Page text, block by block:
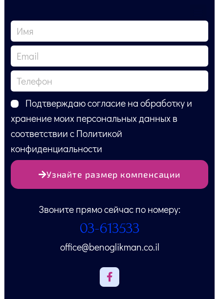
Подтверждаю согласие на обработку и
хранение моих персональных данных в
соответствии с Политикой
конфиденциальности
Узнайте размер компенсации
Звоните прямо сейчас по номеру:
03-613533
office@benoglikman.co.il